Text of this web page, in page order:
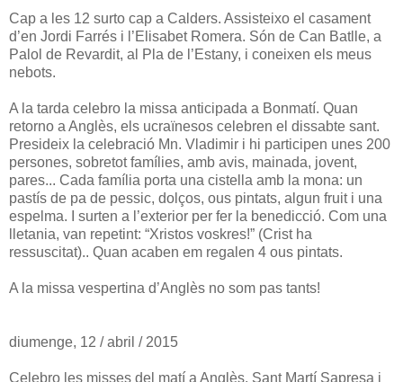
Cap a les 12 surto cap a Calders. Assisteixo el casament
d’en Jordi Farrés i l’Elisabet Romera. Són de Can Batlle, a
Palol de Revardit, al Pla de l’Estany, i coneixen els meus
nebots.
A la tarda celebro la missa anticipada a Bonmatí. Quan
retorno a Anglès, els ucraïnesos celebren el dissabte sant.
Presideix la celebració Mn. Vladimir i hi participen unes 200
persones, sobretot famílies, amb avis, mainada, jovent,
pares... Cada família porta una cistella amb la mona: un
pastís de pa de pessic, dolços, ous pintats, algun fruit i una
espelma. I surten a l’exterior per fer la benedicció. Com una
lletania, van repetint: “Xristos voskres!” (Crist ha
ressuscitat).. Quan acaben em regalen 4 ous pintats.
A la missa vespertina d’Anglès no som pas tants!
diumenge, 12 / abril / 2015
Celebro les misses del matí a Anglès, Sant Martí Sapresa i